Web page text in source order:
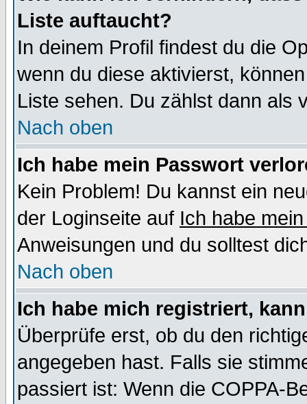
Liste auftaucht?
In deinem Profil findest du die
wenn du diese aktivierst,
Liste sehen. Du zählst dann als
Nach oben
Ich habe mein Passwort
Kein Problem! Du kannst ein
der Loginseite auf Ich habe
Anweisungen und du solltest
Nach oben
Ich habe mich registriert,
Überprüfe erst, ob du den
angegeben hast. Falls sie
passiert ist: Wenn die COPPA-